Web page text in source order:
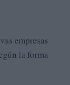
empresas
la forma